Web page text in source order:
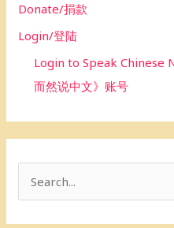
Donate/捐款
Login/登陆
Login to Speak Chinese
而然说中文》账号